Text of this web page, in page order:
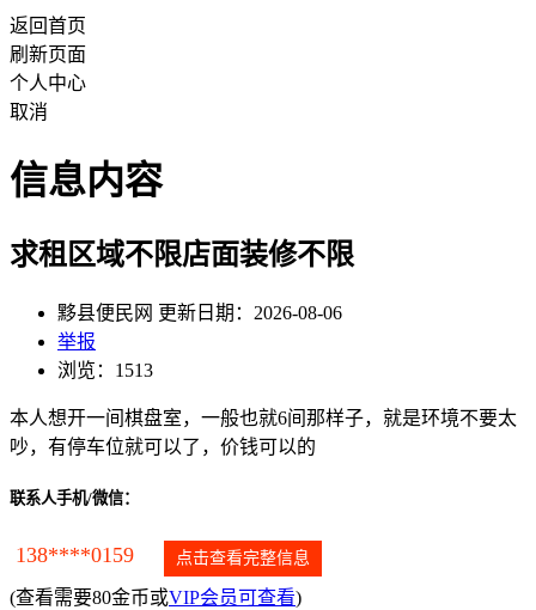
返回首页
刷新页面
个人中心
取消
信息内容
求租区域不限店面装修不限
黟县便民网 更新日期：2026-08-06
举报
浏览：1513
本人想开一间棋盘室，一般也就6间那样子，就是环境不要太
吵，有停车位就可以了，价钱可以的
联系人手机/微信：
138****0159 点击查看完整信息
(查看需要80金币或VIP会员可查看)